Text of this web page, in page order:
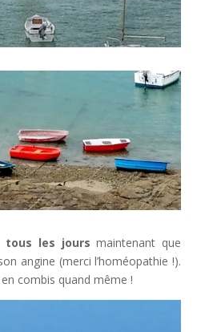
tous les jours maintenant que
angine (merci l’homéopathie !).
combis quand même !